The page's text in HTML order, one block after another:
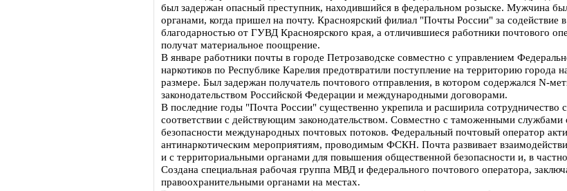
был задержан опасный преступник, находившийся в федеральном розыске. Мужчина
органами, когда пришел на почту. Красноярский филиал "Почты России" за содействие
благодарностью от ГУВД Красноярского края, а отличившиеся работники почтового
получат материальное поощрение.
В январе работники почты в городе Петрозаводске совместно с управлением
наркотиков по Республике Карелия предотвратили поступление на территорию города
размере. Был задержан получатель почтового отправления, в котором содержался N-
законодательством Российской Федерации и международными договорами.
В последние годы "Почта России" существенно укрепила и расширила сотрудничество
соответствии с действующим законодательством. Совместно с таможенными службами
безопасности международных почтовых потоков. Федеральный почтовый оператор
антинаркотическим мероприятиям, проводимым ФСКН. Почта развивает
и с территориальными органами для повышения общественной безопасности и, в
Создана специальная рабочая группа МВД и федерального почтового оператора,
правоохранительными органами на местах.